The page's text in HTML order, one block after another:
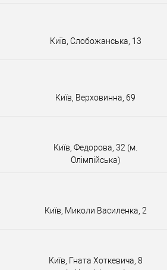
Київ, Слобожанська, 13
Київ, Верховинна, 69
Київ, Федорова, 32 (м.
Олімпійська)
Київ, Миколи Василенка, 2
Київ, Гната Хоткевича, 8